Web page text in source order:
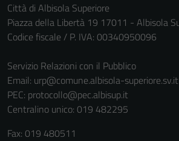
Città di Albisola Superiore
Piazza della Libertà 19 17011 - Albisola
Codice fiscale / P. IVA: 00340950096
Servizio Relazioni con il Pubblico
Email: urp@comune.albisola-superiore.sv.it
PEC: protocollo@pec.albisup.it
Centralino unico: 019 482295
Fax: 019 480511